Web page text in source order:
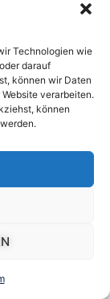
Technologien wie
darauf
können wir Daten
verarbeiten.
können